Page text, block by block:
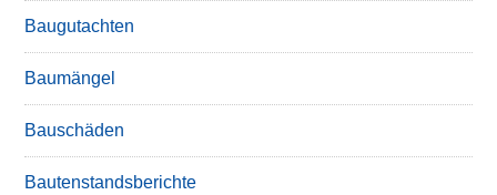
Baugutachten
Baumängel
Bauschäden
Bautenstandsberichte